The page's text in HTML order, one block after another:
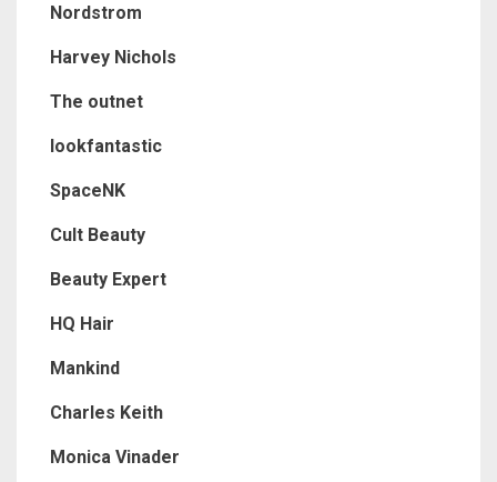
Nordstrom
Harvey Nichols
The outnet
lookfantastic
SpaceNK
Cult Beauty
Beauty Expert
HQ Hair
Mankind
Charles Keith
Monica Vinader